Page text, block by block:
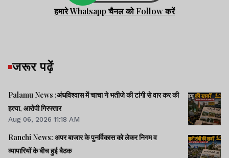
हमारे Whatsapp चैनल को Follow करें
जरूर पढ़ें
Palamu News :अंधविश्वास में चाचा ने भतीजे की टांगी से वार कर की
हत्या, आरोपी गिरफ्तार
Aug 06, 2026 11:18 AM
Ranchi News: अपर बाजार के पुनर्विकास को लेकर निगम व
व्यापारियों के बीच हुई बैठक